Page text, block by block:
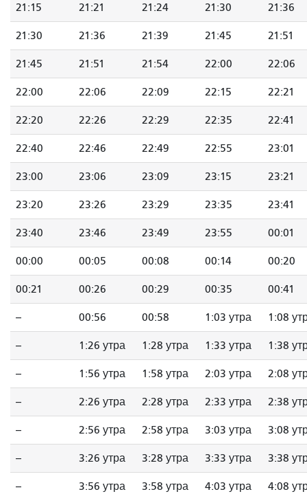
21:15 21:21 21:24 21:30 21:36
21:30 21:36 21:39 21:45 21:51
21:45 21:51 21:54 22:00 22:06
22:00 22:06 22:09 22:15 22:21
22:20 22:26 22:29 22:35 22:41
22:40 22:46 22:49 22:55 23:01
23:00 23:06 23:09 23:15 23:21
23:20 23:26 23:29 23:35 23:41
23:40 23:46 23:49 23:55 00:01
00:00 00:05 00:08 00:14 00:20
00:21 00:26 00:29 00:35 00:41
-- 00:56 00:58 1:03 утра 1:08
-- 1:26 утра 1:28 утра 1:33 утра 1:38
-- 1:56 утра 1:58 утра 2:03 утра 2:08
-- 2:26 утра 2:28 утра 2:33 утра 2:38
-- 2:56 утра 2:58 утра 3:03 утра 3:08
-- 3:26 утра 3:28 утра 3:33 утра 3:38
-- 3:56 утра 3:58 утра 4:03 утра 4:08